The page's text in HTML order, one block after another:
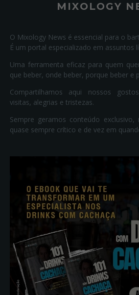
MIXOLOGY
O Mixology News é essencial para o
É um portal especializado em assuntos
Uma ferramenta eficaz para quem
que beber, onde beber, porque beber e
Compartilhamos aqui nossos
visitas, alegrias e tristezas.
Sempre geramos conteúdo exclusivo,
quase sempre crítico e de vez em